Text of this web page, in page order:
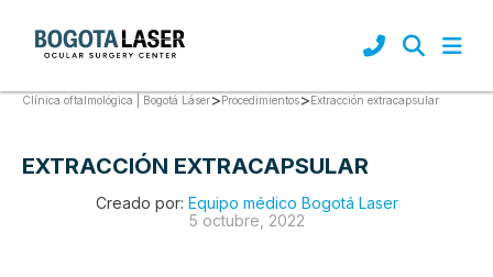
Clínica oftalmológica | Bogotá Láser>Procedimientos>Extracción extracapsular
EXTRACCIÓN EXTRACAPSULAR
Creado por: Equipo médico Bogotá Laser
5 octubre, 2022